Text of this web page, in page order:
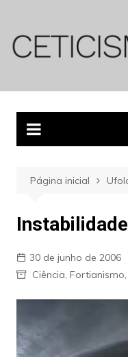
conteúdo
Página inicial
30 de junho de 2006
Ciência Fortianismo